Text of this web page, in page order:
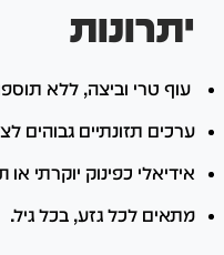
יתרונות
עוף טרי וביצה, ללא
ערכים תזונתיים גבוהים
אידיאלי כפינוק יוקרתי
מתאים לכל גזע, בכל גיל.